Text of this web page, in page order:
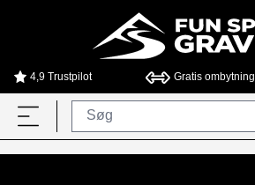
4,9 Trustpilot Gratis ombytning